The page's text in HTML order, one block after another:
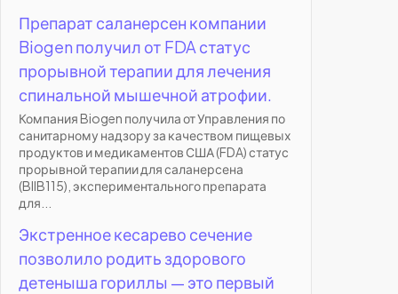
Препарат саланерсен компании
Biogen получил от FDA статус
прорывной терапии для лечения
спинальной мышечной атрофии.
Компания Biogen получила от Управления по
санитарному надзору за качеством пищевых
продуктов и медикаментов США (FDA) статус
прорывной терапии для саланерсена
(BIIB115), экспериментального препарата
для...
Экстренное кесарево сечение
позволило родить здорового
детеныша гориллы — это первый